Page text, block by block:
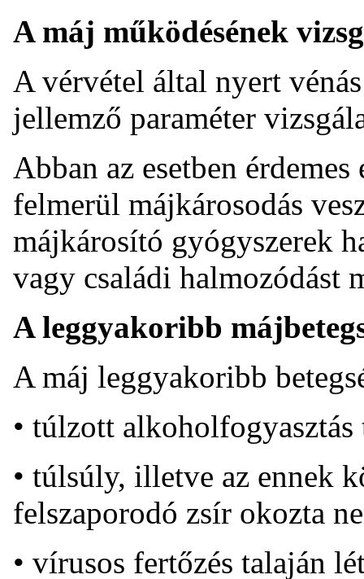
A máj működésének
A vérvétel által nyert
jellemző paraméter
Abban az esetben
felmerül májkárosodás
májkárosító gyógyszerek
vagy családi halmozódást
A leggyakoribb
A máj leggyakoribb
• túlzott
• túlsúly, illetve az ennek
felszaporodó zsír okozta
• vírusos fertőzés talaján